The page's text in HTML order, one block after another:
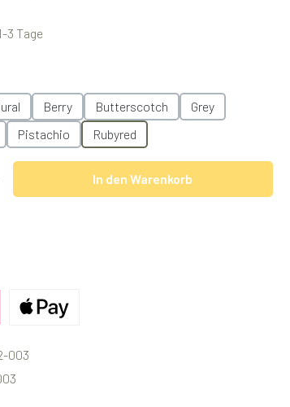
3 Tage
Berry Butterscotch
Grey
Pistachio Rubyred
Wert ein oder benutze die Schaltflächen um die
In den Warenkorb
003